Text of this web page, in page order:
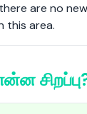
are no
this area.